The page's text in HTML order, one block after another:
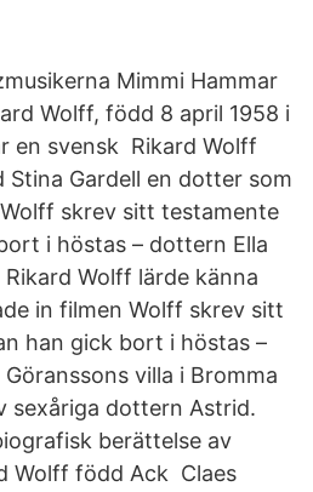
Mimmi Hammar
Wolff, född 8 april 1958 i
en svensk Rikard Wolff
Stina Gardell en dotter som
skrev sitt testamente
i höstas – dottern Ella
Wolff lärde känna
in filmen Wolff skrev sitt
han gick bort i höstas –
villa i Bromma
sexåriga dottern Astrid.
berättelse av
Wolff född Ack Claes